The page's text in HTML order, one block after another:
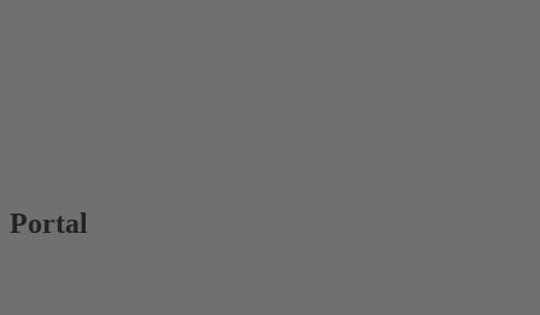
Portal